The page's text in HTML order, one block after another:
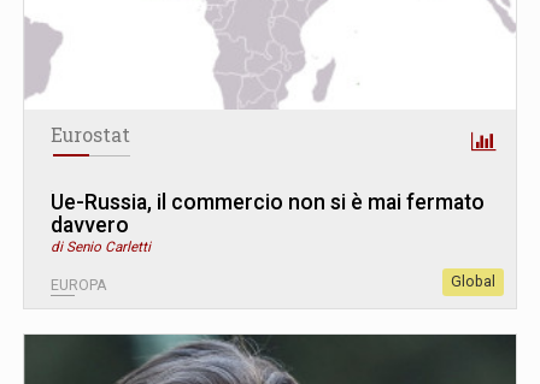
Eurostat
Ue-Russia, il commercio non si è mai fermato
davvero
di Senio Carletti
EUROPA Global